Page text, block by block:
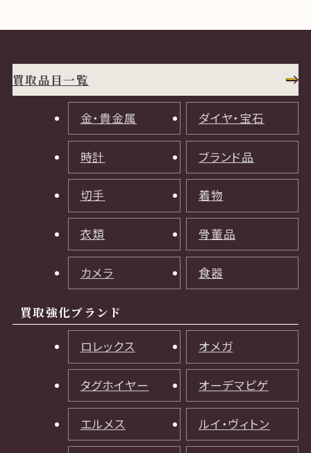
買取品目一覧
金・貴金属 ダイヤ・宝石
時計 ブランド品
切手 着物
衣類 骨董品
カメラ 食器
買取強化ブランド
ロレックス オメガ
タグホイヤー オーデマピゲ
エルメス ルイ・ヴィトン